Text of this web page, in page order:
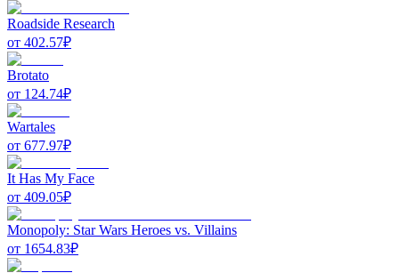
Roadside Research
от 402.57₽
Brotato
от 124.74₽
Wartales
от 677.97₽
It Has My Face
от 409.05₽
Monopoly: Star Wars Heroes vs. Villains
от 1654.83₽